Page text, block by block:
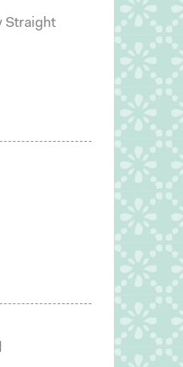
Straight